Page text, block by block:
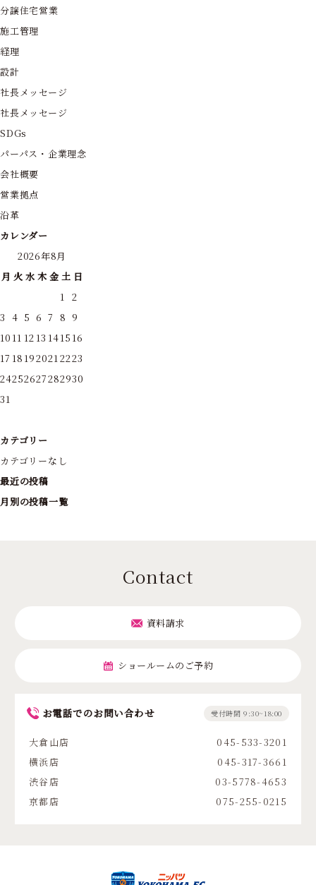
分譲住宅営業
施工管理
経理
設計
社長メッセージ
社長メッセージ
SDGs
パーパス・企業理念
会社概要
営業拠点
沿革
カレンダー
2026年8月
月 火水 木金 土 日
1 2
3 4 5 6 7 8 9
10 11 12 13 1415 16
17 18 1920212223
24252627282930
31
カテゴリー
カテゴリーなし
最近の投稿
月別の投稿一覧
Contact
資料請求
ショールームのご予約
お電話でのお問い合わせ 受付時間 9:30~18:00
大倉山店
045-533-3201
横浜店
045-317-3661
渋谷店
03-5778-4653
京都店
075-255-0215